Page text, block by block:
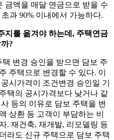
금액을 매달 연금으로 받을 수
과 90% 이내에서 가능하다.
지를 옮겨야 하는데, 주택연금
?
변경 승인을 받으면 담보 주
주택으로 변경할 수 있다. 이
시가격이 조건변경 승인일 기
택의 공시가격보다 낮거나 같
등의 이유로 담보 주택을 변
상환 등 고객이 부담하는 비
. 재건축, 재개발, 리모델링 등
라도 신규 주택으로 담보 주택